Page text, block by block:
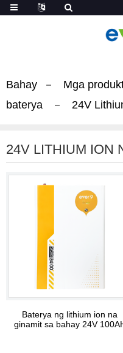
Bahay Mga
baterya
24V
24V LITHIUM ION
Baterya ng lithium ion na
ginamit sa bahay 24V